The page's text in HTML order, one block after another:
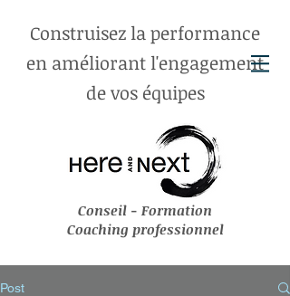
Conseil - Formation
Coaching professionnel
Construisez laperformance
en améliorant l'engagement
de vos équipes
Post